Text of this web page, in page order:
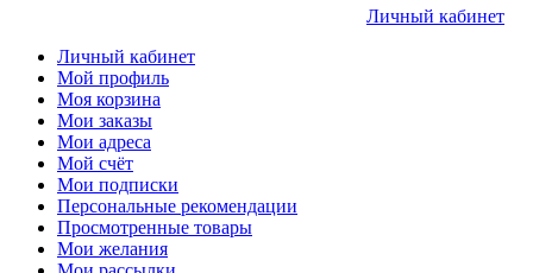
Личный кабинет
Личный кабинет
Мой профиль
Моя корзина
Мои заказы
Мои адреса
Мой счёт
Мои подписки
Персональные рекомендации
Просмотренные товары
Мои желания